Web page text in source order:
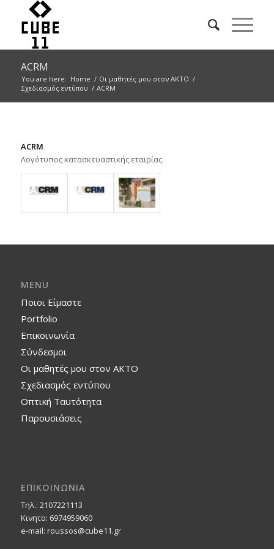
ACRM
You are here: Home / Οι μαθητές μου στον ΑΚΤΟ /
Σχεδιασμός εντύπου / ACRM
ACRM
Λογότυπος κατασκευαστικής εταιρίας.
MENU
Ποιοι Είμαστε
Portfolio
Επικοινωνία
Σύνδεσμοι
Οι μαθητές μου στον ΑΚΤΟ
Σχεδιασμός εντύπου
Οπτική Ταυτότητα
Παρουσιάσεις
ΕΠΙΚΟΙΝΩΝΙΑ
Τηλ.: 2107221113
Κινητο: 6974959060
e-mail: roussos@cube11.gr